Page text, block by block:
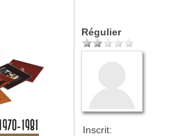
Régulier
Inscrit: